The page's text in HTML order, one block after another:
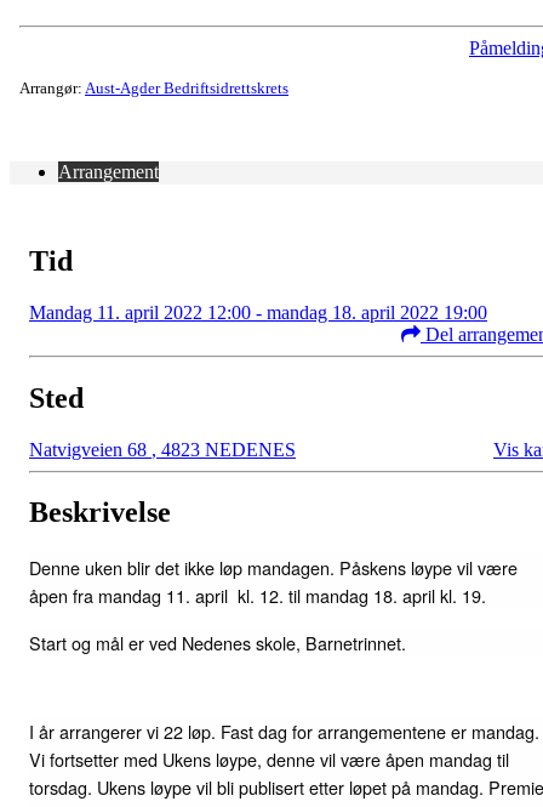
Arrangør: Aust-Agder Bedriftsidrettskrets
Arrangement
Tid
Mandag 11. april 2022 12:00 - mandag 18. april 2022 19:00
Del
Sted
Natvigveien 68 , 4823 NEDENES Vis
Beskrivelse
Denne uken blir det ikke løp mandagen. Påskens løype vil være
åpen fra mandag 11. april kl. 12. til mandag 18. april kl. 19.
Start og mål er ved Nedenes skole, Barnetrinnet.
I år arrangerer vi 22 løp. Fast dag for arrangementene er mandag.
Vi fortsetter med Ukens løype, denne vil være åpen mandag til
torsdag. Ukens løype vil bli publisert etter løpet på mandag. Premie